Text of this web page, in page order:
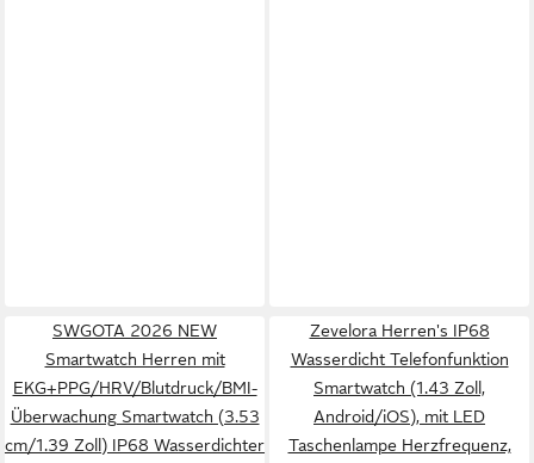
SWGOTA 2026 NEW
Smartwatch Herren mit
EKG+PPG/HRV/Blutdruck/BMI-
Überwachung Smartwatch (3.53
cm/1.39 Zoll) IP68 Wasserdichter
Zevelora Herren's IP68
Wasserdicht Telefonfunktion
Smartwatch (1.43 Zoll,
Android/iOS), mit LED
Taschenlampe Herzfrequenz,